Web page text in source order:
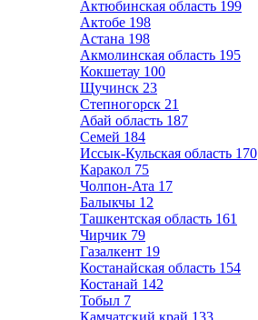
Актюбинская область 199
Актобе 198
Астана 198
Акмолинская область 195
Кокшетау 100
Щучинск 23
Степногорск 21
Абай область 187
Семей 184
Иссык-Кульская область 170
Каракол 75
Чолпон-Ата 17
Балыкчы 12
Ташкентская область 161
Чирчик 79
Газалкент 19
Костанайская область 154
Костанай 142
Тобыл 7
Камчатский край 133